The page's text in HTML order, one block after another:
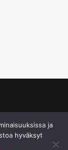
ja
hyväksyt